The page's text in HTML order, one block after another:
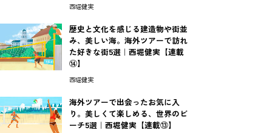
西堀健実
歴史と文化を感じる建造物や街並
み、美しい海。海外ツアーで訪れ
た好きな街5選｜西堀健実【連載
⑭】
西堀健実
海外ツアーで出会ったお気に入
り。美しくて楽しめる、世界のビ
ーチ5選｜西堀健実【連載⑬】